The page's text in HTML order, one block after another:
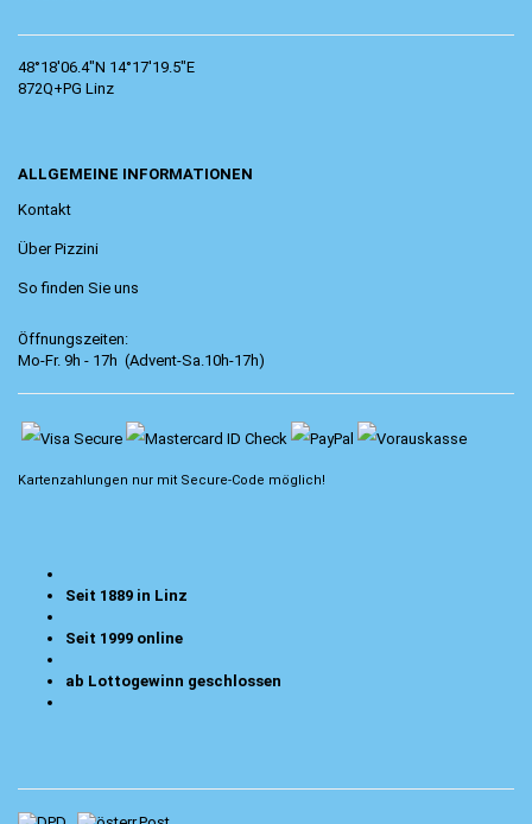
48°18'06.4"N 14°17'19.5"E
872Q+PG Linz
ALLGEMEINE INFORMATIONEN
Kontakt
Über Pizzini
So finden Sie uns
Öffnungszeiten:
Mo-Fr. 9h - 17h (Advent-Sa.10h-17h)
Kartenzahlungen nur mit Secure-Code möglich!
Seit 1889 in Linz
Seit 1999 online
ab Lottogewinn geschlossen